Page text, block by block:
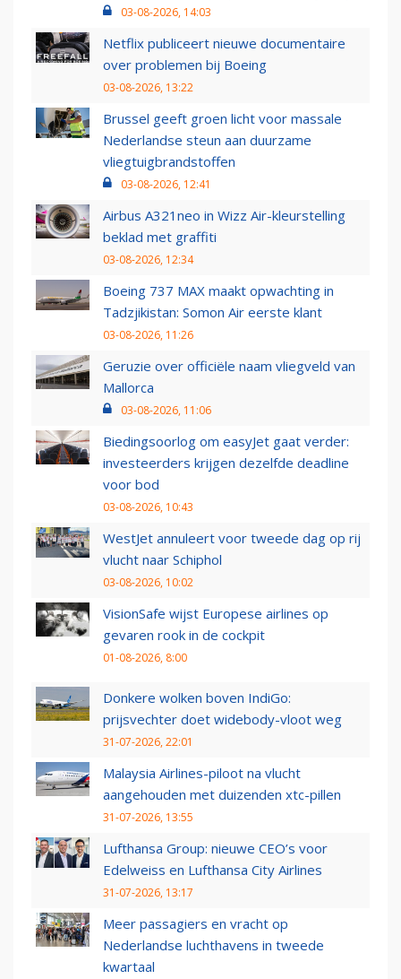
03-08-2026, 14:03
Netflix publiceert nieuwe documentaire
over problemen bij Boeing
03-08-2026, 13:22
Brussel geeft groen licht voor massale
Nederlandse steun aan duurzame
vliegtuigbrandstoffen
03-08-2026, 12:41
Airbus A321neo in Wizz Air-kleurstelling
beklad met graffiti
03-08-2026, 12:34
Boeing 737 MAX maakt opwachting in
Tadzjikistan: Somon Air eerste klant
03-08-2026, 11:26
Geruzie over officiële naam vliegveld van
Mallorca
03-08-2026, 11:06
Biedingsoorlog om easyJet gaat verder:
investeerders krijgen dezelfde deadline
voor bod
03-08-2026, 10:43
WestJet annuleert voor tweede dag op rij
vlucht naar Schiphol
03-08-2026, 10:02
VisionSafe wijst Europese airlines op
gevaren rook in de cockpit
01-08-2026, 8:00
Donkere wolken boven IndiGo:
prijsvechter doet widebody-vloot weg
31-07-2026, 22:01
Malaysia Airlines-piloot na vlucht
aangehouden met duizenden xtc-pillen
31-07-2026, 13:55
Lufthansa Group: nieuwe CEO’s voor
Edelweiss en Lufthansa City Airlines
31-07-2026, 13:17
Meer passagiers en vracht op
Nederlandse luchthavens in tweede
kwartaal